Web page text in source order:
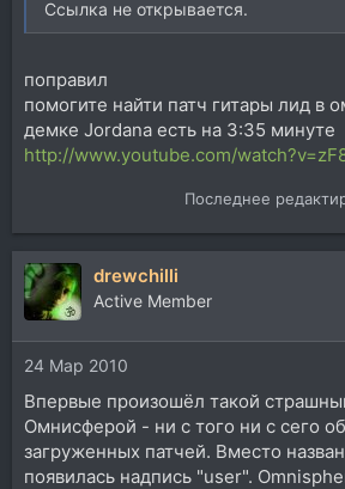
Ссылка не открывается.
поправил
помогите найти патч гитары лид в
демке Jordana есть на 3:35 минуте
http://www.youtube.com/
Последнее
drewchilli
Active Member
24 Мар 2010
Впервые произошёл такой
Омнисферой - ни с того ни с сего
загруженных патчей. Вместо
появилась надпись "user".